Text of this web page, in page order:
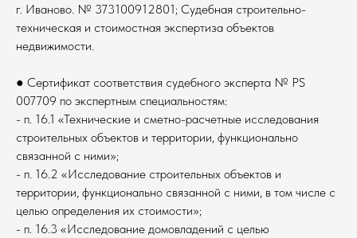
г. Иваново. № 373100912801; Судебная строительно-
техническая и стоимостная экспертиза объектов
недвижимости.
● Сертификат соответствия судебного эксперта № PS
007709 по экспертным специальностям:
- п. 16.1 «Технические и сметно-расчетные исследования
строительных объектов и территории, функционально
связанной с ними»;
- п. 16.2 «Исследование строительных объектов и
территории, функционально связанной с ними, в том числе с
целью определения их стоимости»;
- п. 16.3 «Исследование домовладений с целью